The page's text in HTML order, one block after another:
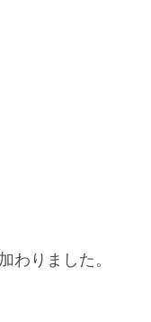
わりました。